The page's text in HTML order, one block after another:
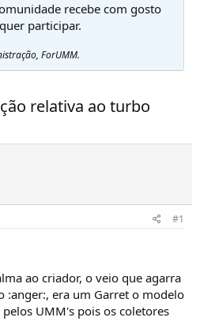
recebe com gosto
participar.
ForUMM.
relativa ao turbo
#1
ao criador, o veio que agarra
:anger:, era um Garret o modelo
UMM's pois os coletores